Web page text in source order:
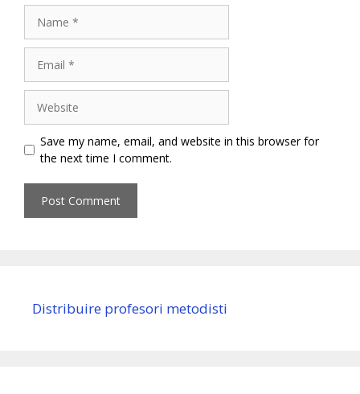
Save my name, email, and website in this browser for
the next time I comment.
Distribuire profesori metodisti